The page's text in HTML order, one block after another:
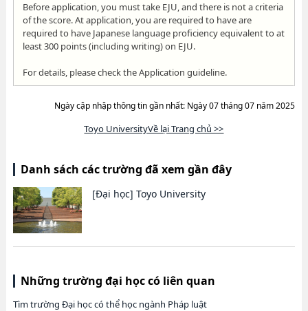
Before application, you must take EJU, and there is not a criteria
of the score. At application, you are required to have are
required to have Japanese language proficiency equivalent to at
least 300 points (including writing) on EJU.
For details, please check the Application guideline.
Ngày cập nhập thông tin gần nhất: Ngày 07 tháng 07 năm 2025
Toyo UniversityVề lại Trang chủ >>
Danh sách các trường đã xem gần đây
[Đại học] Toyo University
Những trường đại học có liên quan
Tìm trường Đại học có thể học ngành Pháp luật